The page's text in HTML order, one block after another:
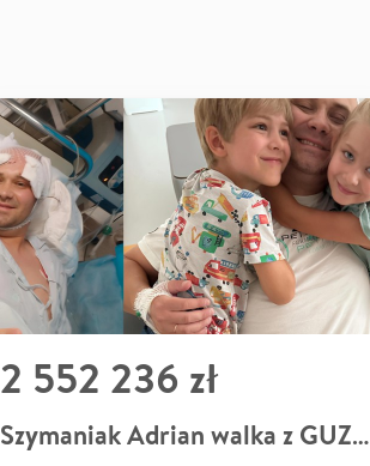
2 552 236 zł
Szymaniak Adrian walka z GUZEM